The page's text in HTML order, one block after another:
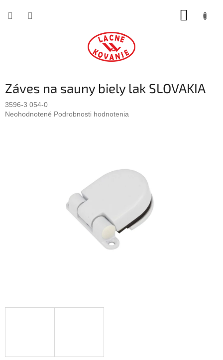
Záves na sauny biely lak SLOVAKIA
3596-3 054-0
Priemerné
Neohodnotené Podrobnosti hodnotenia